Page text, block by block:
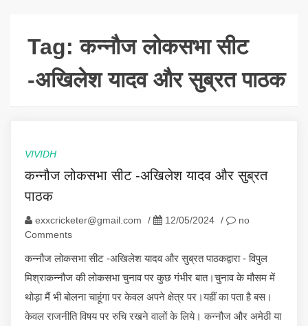
Tag:कन्नौज लोकसभा सीट
-अखिलेश यादव और सुब्रत पाठक
VIVIDH
कन्नौज लोकसभा सीट -अखिलेश यादव और सुब्रत
पाठक
exxcricketer@gmail.com / 12/05/2024 /
no
Comments
कन्नौज लोकसभा सीट -अखिलेश यादव और सुब्रत पाठकद्वारा - विपुल
मिश्राकन्नौज की लोकसभा चुनाव पर कुछ गंभीर बात।चुनाव के मौसम में
थोड़ा मैं भी बोलना चाहूंगा पर केवल अपने क्षेत्र पर।यहीं का पता है बस।
केवल राजनीति विषय पर रुचि रखने वालों के लिये। कन्नौज और अमेठी या